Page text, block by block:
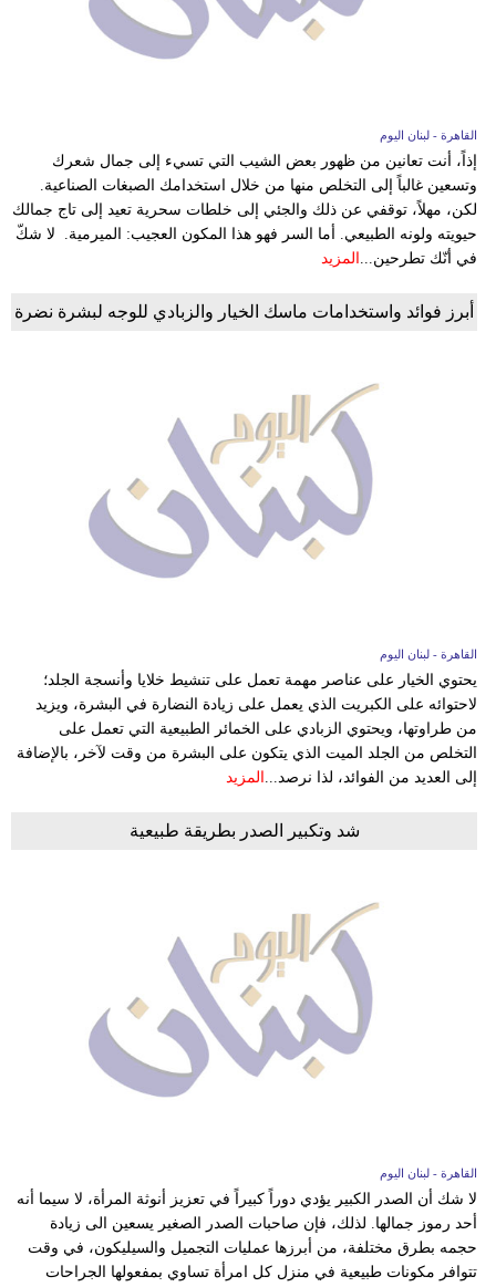
القاهرة - لبنان اليوم
إذاً، أنت تعانين من ظهور بعض الشيب التي تسيء إلى جمال شعرك
وتسعين غالباً إلى التخلص منها من خلال استخدامك الصبغات الصناعية.
لكن، مهلاً، توقفي عن ذلك والجئي إلى خلطات سحرية تعيد إلى تاج جمالك
حيويته ولونه الطبيعي. أما السر فهو هذا المكون العجيب: الميرمية. لا شكّ
في أنّك تطرحين...
المزيد
أبرز فوائد واستخدامات ماسك الخيار والزبادي للوجه لبشرة نضرة
القاهرة - لبنان اليوم
يحتوي الخيار على عناصر مهمة تعمل على تنشيط خلايا وأنسجة الجلد؛
لاحتوائه على الكبريت الذي يعمل على زيادة النضارة في البشرة، ويزيد
من طراوتها، ويحتوي الزبادي على الخمائر الطبيعية التي تعمل على
التخلص من الجلد الميت الذي يتكون على البشرة من وقت لآخر، بالإضافة
إلى العديد من الفوائد، لذا نرصد... المزيد
شد وتكبير الصدر بطريقة طبيعية
القاهرة - لبنان اليوم
لا شك أن الصدر الكبير يؤدي دوراً كبيراً في تعزيز أنوثة المرأة، لا سيما أنه
أحد رموز جمالها. لذلك، فإن صاحبات الصدر الصغير يسعين الى زيادة
حجمه بطرق مختلفة، من أبرزها عمليات التجميل والسيليكون، في وقت
تتوافر مكونات طبيعية في منزل كل امرأة تساوي بمفعولها الجراحات